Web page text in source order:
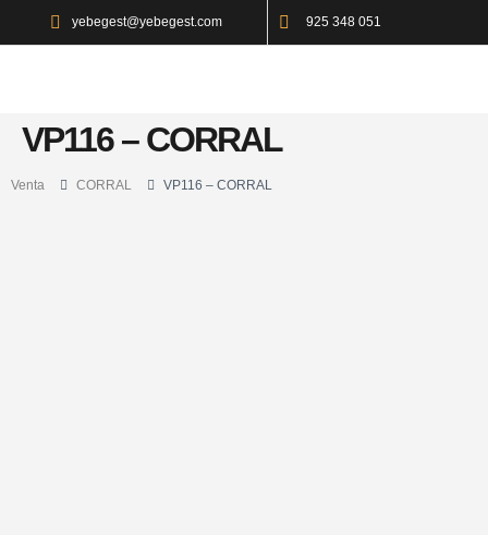
yebegest@yebegest.com 925 348 051
VP116 – CORRAL
Venta CORRAL VP116 – CORRAL